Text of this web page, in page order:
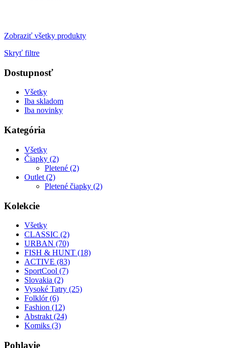
Zobraziť všetky produkty
Skryť filtre
Dostupnosť
Všetky
Iba skladom
Iba novinky
Kategória
Všetky
Čiapky (2)
Pletené (2)
Outlet (2)
Pletené čiapky (2)
Kolekcie
Všetky
CLASSIC (2)
URBAN (70)
FISH & HUNT (18)
ACTIVE (83)
SportCool (7)
Slovakia (2)
Vysoké Tatry (25)
Folklór (6)
Fashion (12)
Abstrakt (24)
Komiks (3)
Pohlavie